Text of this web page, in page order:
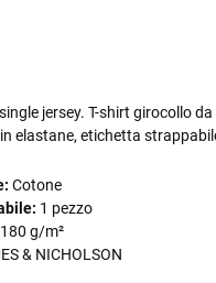
jersey. T-shirt girocollo
elastane, etichetta
Cotone
1 pezzo
180 g/m²
& NICHOLSON